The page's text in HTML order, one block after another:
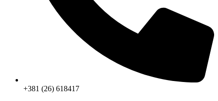
+381 (26) 618417